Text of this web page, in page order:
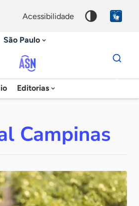
acessibilidade
São Paulo
Agência
Sebrae
Notícias
Editorias
Dados
para
chave
Campinas